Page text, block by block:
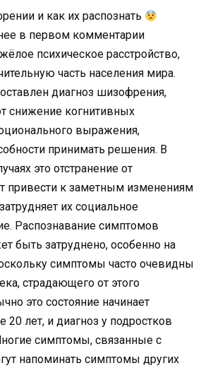
и как их распознать
в первом комментарии
психическое расстройство,
часть населения мира.
диагноз шизофрения,
снижение когнитивных
выражения,
принимать решения. В
это отстранение от
привести к заметным изменениям
их социальное
Распознавание симптомов
быть затруднено, особенно на
симптомы часто очевидны
страдающего от этого
это состояние начинает
20 лет, и диагноз у подростков
симптомы, связанные с
напоминать симптомы других